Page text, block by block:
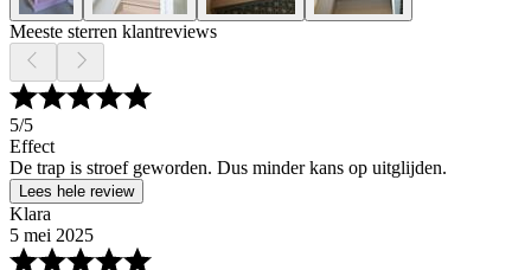
Meeste sterren klantreviews
5/5
Effect
De trap is stroef geworden. Dus minder kans op uitglijden.
Lees hele review
Klara
5 mei 2025